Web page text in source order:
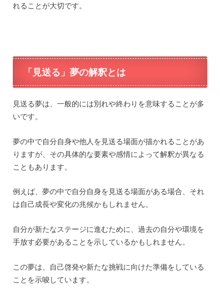
れることが大切です。
「見送る」夢の解釈とは
見送る夢は、一般的には別れや終わりを意味することが多
いです。
夢の中で自分自身や他人を見送る場面が描かれることがあ
りますが、その具体的な要素や感情によって解釈が異なる
こともあります。
例えば、夢の中で自分自身を見送る場面がある場合、それ
は自己成長や変化の兆候かもしれません。
自分が新たなステージに進むために、過去の自分や環境を
手放す必要があることを示しているかもしれません。
この夢は、自己啓発や新たな挑戦に向けた準備をしている
ことを示唆しています。